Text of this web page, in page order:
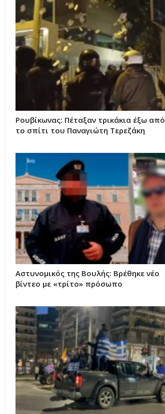
Ρουβίκωνας: Πέταξαν τρικάκια έξω από
το σπίτι του Παναγιώτη Τερεζάκη
Αστυνομικός της Βουλής: Βρέθηκε νέο
βίντεο με «τρίτο» πρόσωπο